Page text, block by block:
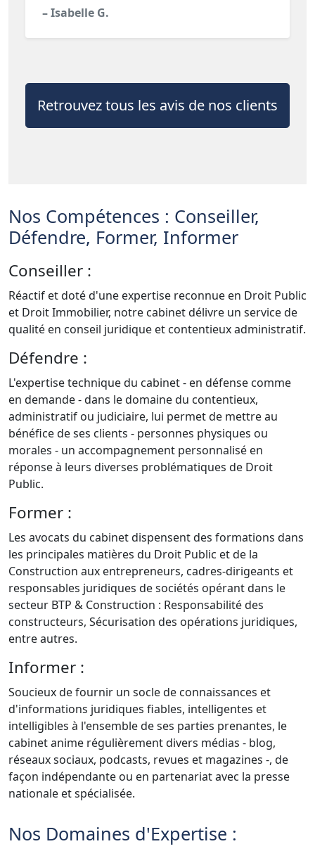
– Isabelle G.
Retrouvez tous les avis de nos clients
Nos Compétences : Conseiller,
Défendre, Former, Informer
Conseiller :
Réactif et doté d'une expertise reconnue en Droit Public
et Droit Immobilier, notre cabinet délivre un service de
qualité en conseil juridique et contentieux administratif.
Défendre :
L'expertise technique du cabinet - en défense comme
en demande - dans le domaine du contentieux,
administratif ou judiciaire, lui permet de mettre au
bénéfice de ses clients - personnes physiques ou
morales - un accompagnement personnalisé en
réponse à leurs diverses problématiques de Droit
Public.
Former :
Les avocats du cabinet dispensent des formations dans
les principales matières du Droit Public et de la
Construction aux entrepreneurs, cadres-dirigeants et
responsables juridiques de sociétés opérant dans le
secteur BTP & Construction : Responsabilité des
constructeurs, Sécurisation des opérations juridiques,
entre autres.
Informer :
Soucieux de fournir un socle de connaissances et
d'informations juridiques fiables, intelligentes et
intelligibles à l'ensemble de ses parties prenantes, le
cabinet anime régulièrement divers médias - blog,
réseaux sociaux, podcasts, revues et magazines -, de
façon indépendante ou en partenariat avec la presse
nationale et spécialisée.
Nos Domaines d'Expertise :